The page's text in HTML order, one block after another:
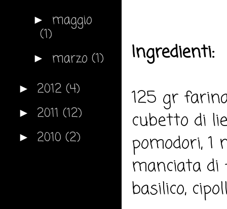
Ingredienti:
125 gr
cubetto di
pomodori, 1
manciata di
basilico,
► maggio
(1)
► marzo (1)
► 2012 (4)
► 2011 (12)
► 2010 (2)